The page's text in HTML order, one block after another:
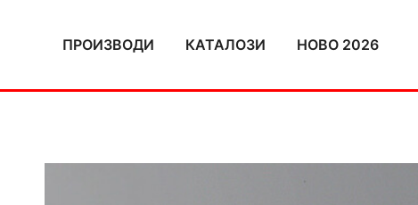
ПРОИЗВОДИ КАТАЛОЗИ НОВО 2026